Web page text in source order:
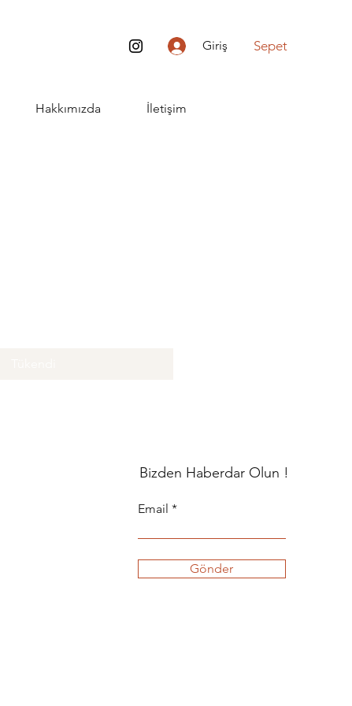
Giriş Sepet
Hakkımızda İletişim
Bizden Haberdar Olun !
Email
Gönder